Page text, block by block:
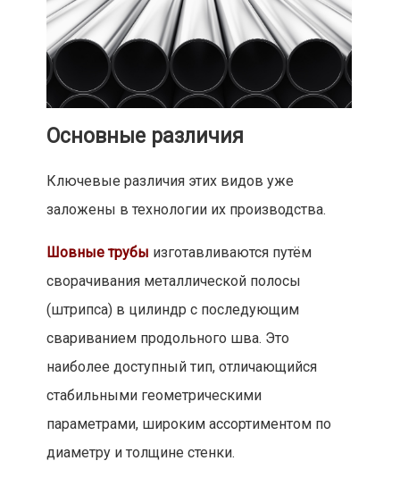
Основные различия
Ключевые различия этих видов уже
заложены в технологии их производства.
Шовные трубы изготавливаются путём
сворачивания металлической полосы
(штрипса) в цилиндр с последующим
свариванием продольного шва. Это
наиболее доступный тип, отличающийся
стабильными геометрическими
параметрами, широким ассортиментом по
диаметру и толщине стенки.